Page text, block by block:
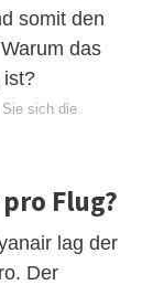
somit den
das
ist?
Sie sich die
Flug?
lag der
Der